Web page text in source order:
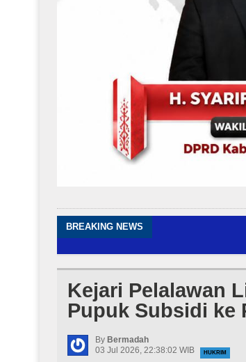
BREAKING NEWS
Kejari Pelalawan
Pupuk Subsidi ke
By Bermadah
03 Jul 2026, 22:38:02 WIB
HUKRIM